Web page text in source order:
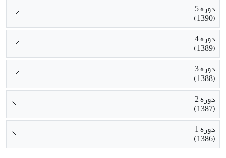
دوره 5
(1390)
دوره 4
(1389)
دوره 3
(1388)
دوره 2
(1387)
دوره 1
(1386)